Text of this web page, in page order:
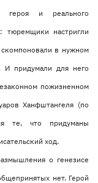
героя и реального
тюремщики настригли
в нужном
придумали для него
пожизненном
Ханфштангеля (по
те, что придуманы
ход.
о генезисе
нет. Герой